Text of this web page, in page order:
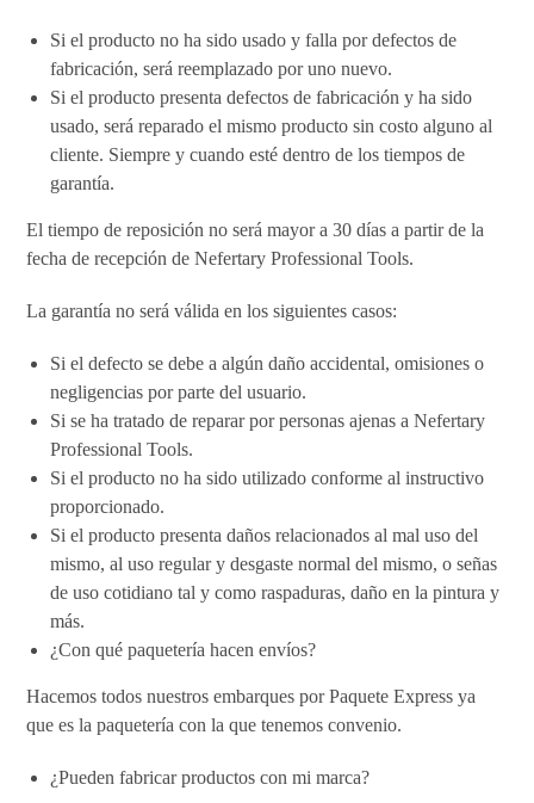
Si el producto no ha sido usado y falla por defectos de
fabricación, será reemplazado por uno nuevo.
Si el producto presenta defectos de fabricación y ha sido
usado, será reparado el mismo producto sin costo alguno al
cliente. Siempre y cuando esté dentro de los tiempos de
garantía.
El tiempo de reposición no será mayor a 30 días a partir de la
fecha de recepción de Nefertary Professional Tools.
La garantía no será válida en los siguientes casos:
Si el defecto se debe a algún daño accidental, omisiones o
negligencias por parte del usuario.
Si se ha tratado de reparar por personas ajenas a Nefertary
Professional Tools.
Si el producto no ha sido utilizado conforme al instructivo
proporcionado.
Si el producto presenta daños relacionados al mal uso del
mismo, al uso regular y desgaste normal del mismo, o señas
de uso cotidiano tal y como raspaduras, daño en la pintura y
más.
¿Con qué paquetería hacen envíos?
Hacemos todos nuestros embarques por Paquete Express ya
que es la paquetería con la que tenemos convenio.
¿Pueden fabricar productos con mi marca?